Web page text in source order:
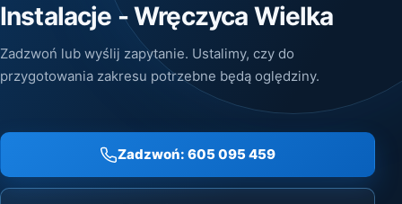
Instalacje - Wręczyca Wielka
Zadzwoń lub wyślij zapytanie. Ustalimy, czy do
przygotowania zakresu potrzebne będą oględziny.
Zadzwoń: 605 095 459